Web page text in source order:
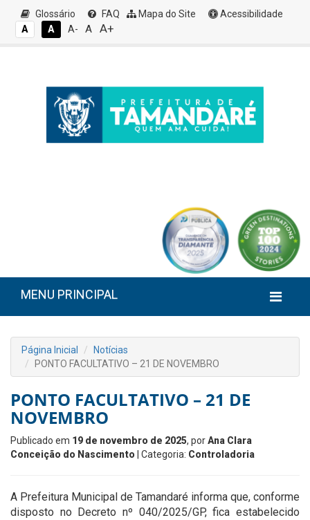
Glossário FAQ Mapa do Site
Acessibilidade
A
A A- A A+
MENU PRINCIPAL
Página Inicial
Notícias
PONTO FACULTATIVO – 21 DE NOVEMBRO
PONTO FACULTATIVO – 21 DE
NOVEMBRO
Publicado em 19 de novembro de 2025, porAna Clara
Conceição do Nascimento | Categoria: Controladoria
A Prefeitura Municipal de Tamandaré informa que, conforme
disposto no Decreto nº 040/2025/GP, fica estabelecido